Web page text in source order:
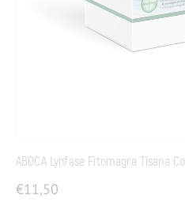
ABOCA Lynfase Fitomagra Tisana
€11,50